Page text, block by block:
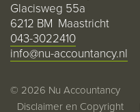
Glacisweg 55a
6212 BM Maastricht
043-3022410
info@nu-accountancy.nl
© 2026 Nu Accountancy
Disclaimer en Copyright